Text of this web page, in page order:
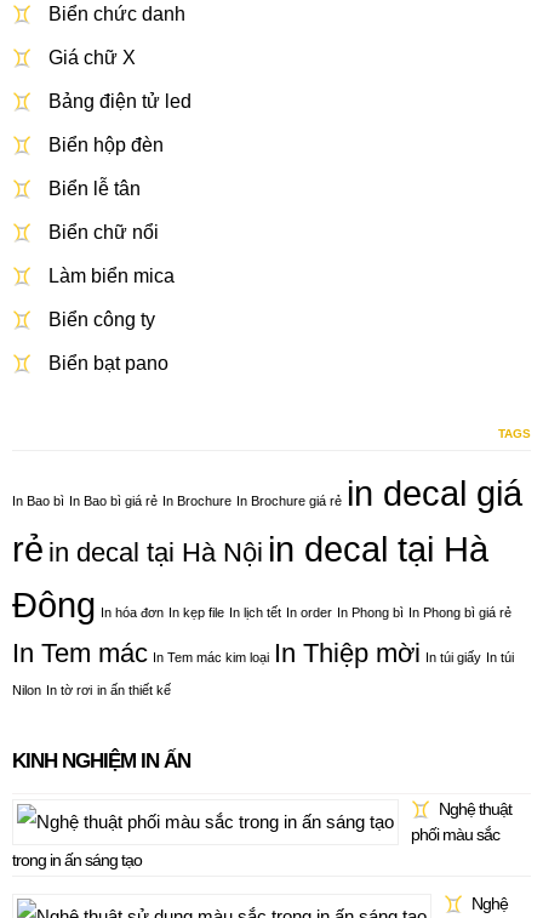
Biển chức danh
Giá chữ X
Bảng điện tử led
Biển hộp đèn
Biển lễ tân
Biển chữ nổi
Làm biển mica
Biển công ty
Biển bạt pano
TAGS
In Bao bì In Bao bì giá rẻ In Brochure In Brochure giá rẻ in decal giá
rẻ in decal tại Hà Nội in decal tại Hà
Đông In hóa đơn In kẹp file In lịch tết In order In Phong bì In Phong bì giá rẻ
In Tem mác In Tem mác kim loại In Thiệp mời In túi giấy In túi
Nilon In tờ rơi in ấn thiết kế
KINH NGHIỆM IN ẤN
Nghệ thuật
phối màu sắc
trong in ấn sáng tạo
Nghệ